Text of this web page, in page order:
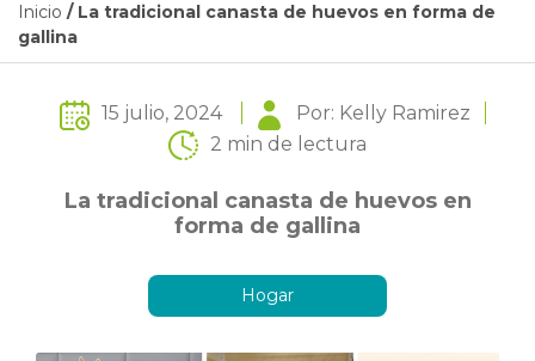
Inicio / La tradicional canasta de huevos en forma de
gallina
15 julio, 2024
Por: Kelly Ramirez
2 min de lectura
La tradicional canasta de huevos en
forma de gallina
Hogar